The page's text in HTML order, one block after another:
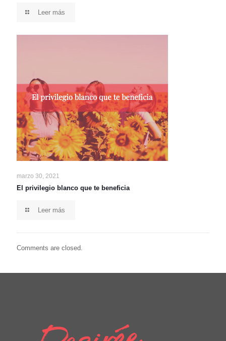
Leer más
marzo 30, 2021
El privilegio blanco que te beneficia
Leer más
Comments are closed.